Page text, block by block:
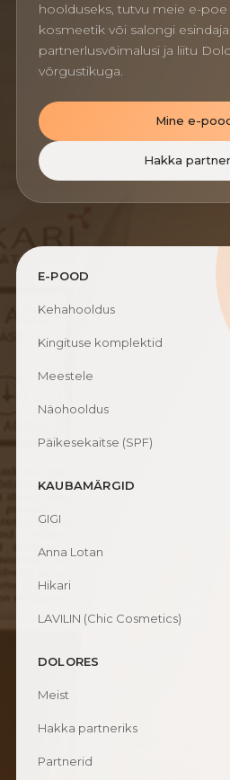
hoolduseks, tutvu meie e-poe
kosmeetik või salongi
partnerlusvõimalusi ja liitu
võrgustikuga.
Mine e-
Hakka
E-POOD
Kehahooldus
Kingituse komplektid
Meestele
Näohooldus
Päikesekaitse (SPF)
KAUBAMÄRGID
GIGI
Anna Lotan
Hikari
LAVILIN (Chic Cosmetics)
DOLORES
Meist
Hakka partneriks
Partnerid